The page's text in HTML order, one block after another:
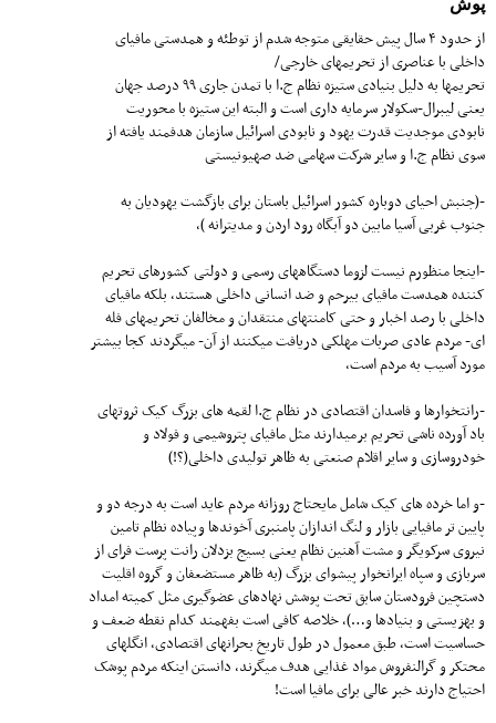
از حدود ۴ سال پیش حقایقی متوجه شدم از توطئه و همدستی مافیای
داخلی با عناصری از تحریمهای خارجی/
تحریمها به دلیل بنیادی ستیزه نظام ج.ا با تمدن جاری ۹۹ درصد جهان
یعنی لیبرال-سکولار سرمایه داری است و البته این ستیزه با محوریت
نابودی موجدیت قدرت یهود و نابودی اسرائیل سازمان هدفمند یافته از
سوی نظام ج.ا و سایر شرکت سهامی ضد صهیونیستی
-(جنبش احیای دوباره کشور اسرائیل باستان برای بازگشت یهودیان به
جنوب غربی آسیا مابین دو آبگاه رود اردن و مدیترانه )،
-اینجا منظورم نیست لزوما دستگاههای رسمی و دولتی کشورهای تحریم
کننده همدست مافیای بیرحم و ضد انسانی داخلی هستند، بلکه مافیای
داخلی با رصد اخبار و حتی کامنتهای منتقدان و مخالفان تحریمهای فله
ای- مردم عادی صربات مهلکی دریافت میکنند از آن- میگردند کجا بیشتر
مورد آسیب به مردم است،
-رانتخوارها و فاسدان اقتصادی در نظام ج.ا لقمه های بزرگ کیک ثروتهای
باد آورده ناشی تحریم برمیدارند مثل مافیای پتروشیمی و فولاد و
خودروسازی و سایر اقلام صنعتی به ظاهر تولیدی داخلی(؟!)
-و اما خرده های کیک شامل مایحتاج روزانه مردم عاید است به درجه دو و
پایین تر مافیایی بازار و لنگ اندازان پامنبری آخوندها وپیاده نظام تامین
نیروی سرکویگر و مشت آهنین نظام یعنی بسیج بزدلان رانت پرست فرای از
سربازی و سپاه ایرانخوار پیشوای بزرگ (به ظاهر مستضعفان و گروه اقلیت
دستچین فرودستان سابق تحت پوشش نهادهای عضوگیری مثل کمیته امداد
و بهزیستی و بنیادها و…)، خلاصه کافی است بفهمند کدام نقطه ضعف و
حساسیت است، طبق معمول در طول تاریخ بحرانهای اقتصادی، انگلهای
محتکر و گرالنفروش مواد غذایی هدف میگرند، دانستن اینکه مردم پوشک
احتیاج دارند خبر عالی برای مافیا است!